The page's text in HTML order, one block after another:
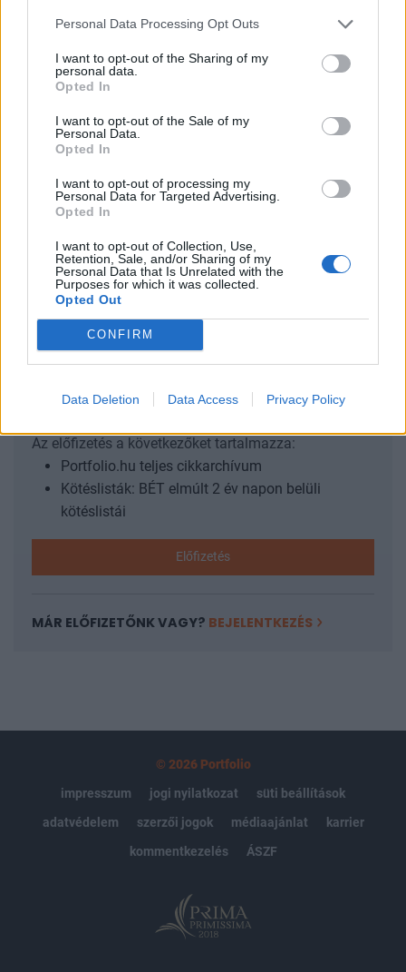
Personal Data Processing Opt Outs
I want to opt-out of the Sharing of my
personal data.
Opted In
I want to opt-out of the Sale of my
Personal Data.
Opted In
I want to opt-out of processing my
Personal Data for Targeted Advertising.
Opted In
I want to opt-out of Collection, Use,
Retention, Sale, and/or Sharing of my
Personal Data that Is Unrelated with the
Purposes for which it was collected.
Opted Out
CONFIRM
Data Deletion Data Access Privacy Policy
lakásépítések terén még nem látható a javulás, az
idén a tavalyinál is kevesebb lakás készülhet el,
és az építési költségek EU-s összehasonlításban
A makrogazdasági fundamentumok a lakáspiac
kedvezően mentek végbe, javult a lakossági bizalom, ami
pozitívan hatott a lakáspiacra is - mondta el az esemény
jegybanki eszköztárért, pénzügyi stabilitásért és
devizatartalék-kezelésért felelős ügyvezető igazgatója....
KEDVES OLVASÓNK!
A keresett cikk a portfolio.hu hírarchívumához
regisztrációhoz kötött.
Az előfizetés a következőket tartalmazza:
Portfolio.hu teljes cikkarchívum
Kötéslisták: BÉT elmúlt 2 év napon belüli
kötéslistái
Előfizetés
MÁR ELŐFIZETŐNK VAGY? BEJELENTKEZÉS
© 2026 Portfolio
impresszum
jogi nyilatkozat
süti beállítások
adatvédelem
szerzői jogok médiaajánlat
karrier
kommentkezelés
ÁSZF